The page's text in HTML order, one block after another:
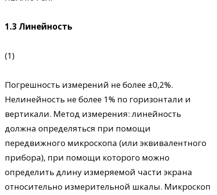
1.3 Линейность
(1)
Погрешность измерений не более ±0,2%.
Нелинейность не более 1% по горизонтали и
вертикали. Метод измерения: линейность
должна определяться при помощи
передвижного микроскопа (или эквивалентного
прибора), при помощи которого можно
определить длину измеряемой части экрана
относительно измерительной шкалы. Микроскоп